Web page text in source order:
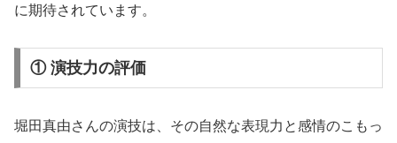
に期待されています。
① 演技力の評価
堀田真由さんの演技は、その自然な表現力と感情のこもっ